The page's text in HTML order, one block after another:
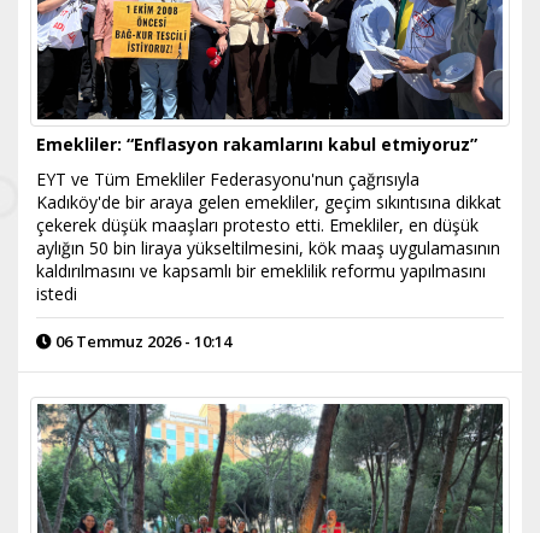
Emekliler: “Enflasyon rakamlarını kabul etmiyoruz”
EYT ve Tüm Emekliler Federasyonu'nun çağrısıyla
Kadıköy'de bir araya gelen emekliler, geçim sıkıntısına dikkat
çekerek düşük maaşları protesto etti. Emekliler, en düşük
aylığın 50 bin liraya yükseltilmesini, kök maaş uygulamasının
kaldırılmasını ve kapsamlı bir emeklilik reformu yapılmasını
istedi
06 Temmuz 2026 - 10:14